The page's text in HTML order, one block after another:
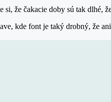
že čakacie doby sú tak dlhé,
kde font je taký drobný, že